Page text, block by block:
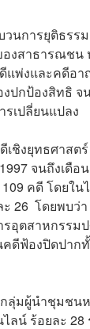
นการยุติธร
งสาธารณชน
แพ่งและคดีอ
ปกป้องสิทธิ
เปลี่ยนแปลง
ชิงยุทธศาส
จนถึงเดื
คดี โดยใ
26 โดยพบว่
อุตสาหกรรม
ดีฟ้องปิดปาก
ลุ่มผู้นำชุมช
ลน์ ร้อยละ